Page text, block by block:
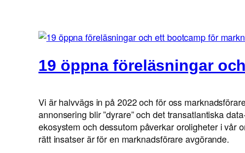
19 öppna föreläsningar
Vi är halvvägs in på 2022 och för oss
annonsering blir ”dyrare” och det transatlantiska
ekosystem och dessutom påverkar oroligheter i vår
rätt insatser är för en marknadsförare avgörande.